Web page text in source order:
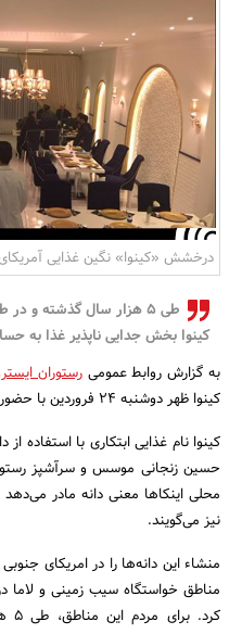
درخشش «کینوا» نگین غذایی آمریکای
طی 5 هزار سال گذشته و
کینوا بخش جدایی ناپذیر غذا به
به گزارش روابط عمومیرستوران
کینوا ظهر دوشنبه 24 فروردین با حضور جمعی از اهالی رسانه برگزار شد.
حسین زنجانی موسس و سرآشپز
محلی اینکاها معنی دانه مادر
نیز می‌گویند.
منشاء این دانه‌ها را در امریکای
مناطق خواستگاه سیب زمینی و لاما